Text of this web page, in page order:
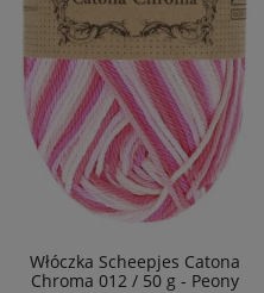
Włóczka Scheepjes Catona
Chroma 012 / 50 g - Peony